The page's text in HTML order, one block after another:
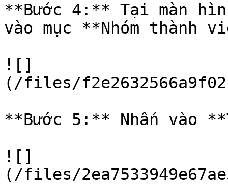
**Bước 4:** Tại màn
vào mục **Nhóm thành
![]
(/files/
**Bước 5:** Nhấn vào
![]
(/files/